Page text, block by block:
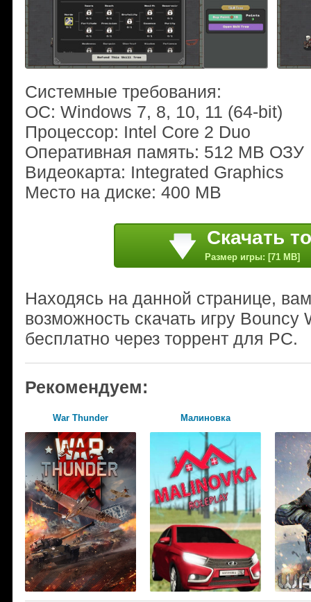
Системные требования:
ОС: Windows 7, 8, 10, 11 (64-bit)
Процессор: Intel Core 2 Duo
Оперативная память: 512 MB ОЗУ
Видеокарта: Integrated Graphics
Место на диске: 400 MB
Скачать
Размер игры: [71 MB]
Находясь на данной странице,
возможность скачать игру
бесплатно через торрент для PC.
Рекомендуем:
War Thunder Малиновка